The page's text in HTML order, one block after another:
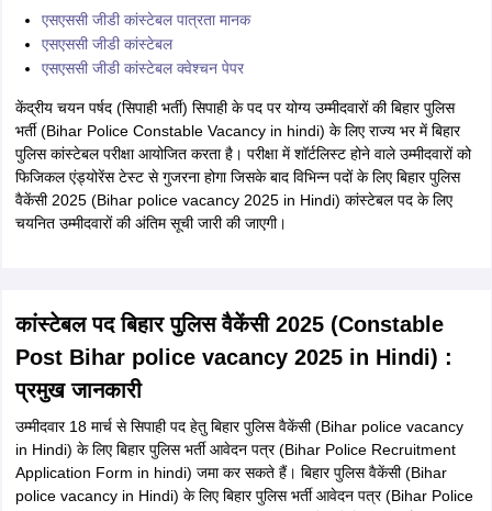
रही है। हर जिले का शेड्यूल अलग-अलग है। बिहार होम गार्ड परीक्षा को लेकर नई सूचना
के अनुसार, बिहार होम गार्ड पीईटी का आयोजन जुलाई तक होगा। बिहार पुलिस द्वारा
बिहार होमगार्ड भर्ती के लिए पंजीकरण की अंतिम तिथि 16 अप्रैल थी। आवेदन 27 मार्च
पुलिस एग्जाम 2025
केंद्रीय चयन पर्षद (सिपाही भर्ती) द्वारा 10 मार्च 2025 को बिहार पुलिस वैकेंसी 2025
(Bihar police vacancy 2025 in Hindi) सिपाही पद के लिए अधिसूचना जारी की
गई थी।